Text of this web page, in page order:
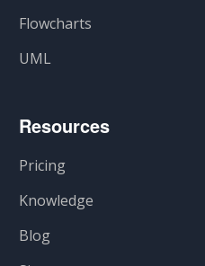
Flowcharts
UML
Resources
Pricing
Knowledge
Blog